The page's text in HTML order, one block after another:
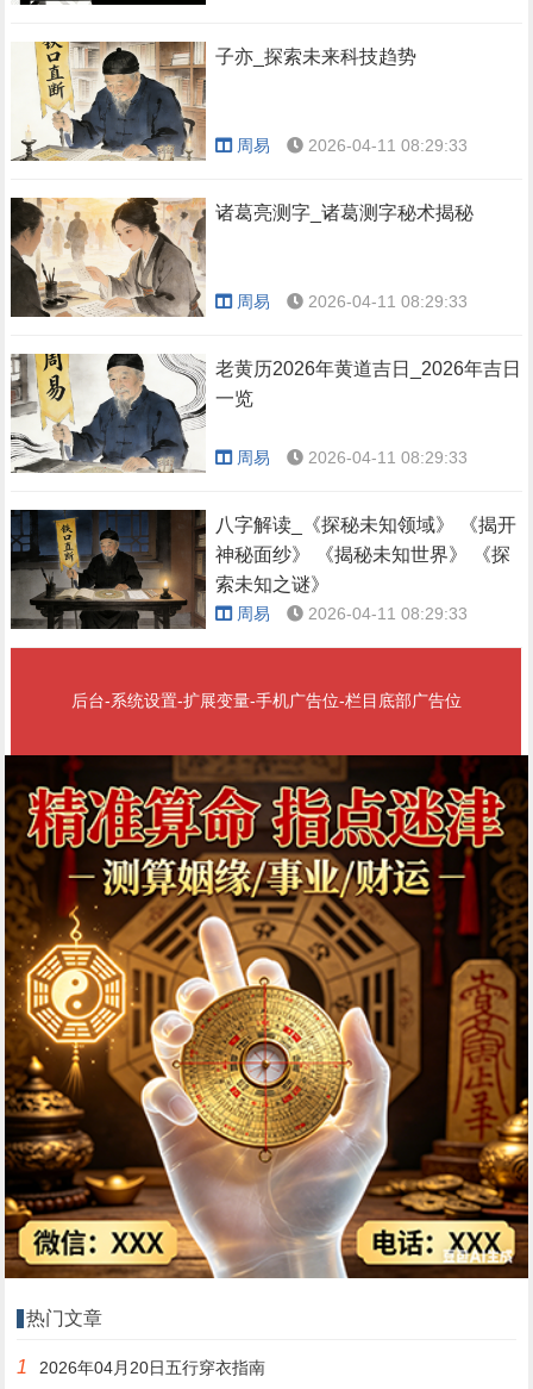
子亦_探索未来科技趋势
周易 2026-04-11 08:29:33
诸葛亮测字_诸葛测字秘术揭秘
周易 2026-04-11 08:29:33
老黄历2026年黄道吉日_2026年吉日
一览
周易 2026-04-11 08:29:33
八字解读_《探秘未知领域》 《揭开
神秘面纱》 《揭秘未知世界》 《探
索未知之谜》
周易 2026-04-11 08:29:33
后台-系统设置-扩展变量-手机广告位-栏目底部广告位
热门文章
1 2026年04月20日五行穿衣指南